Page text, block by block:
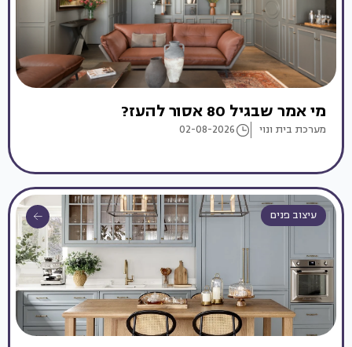
מי אמר שבגיל 80 אסור להעז?
מערכת בית ונוי 02-08-2026
עיצוב פנים